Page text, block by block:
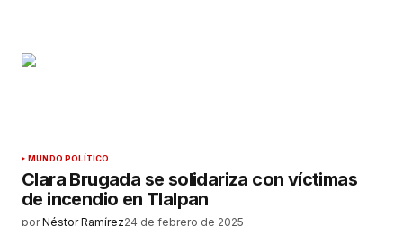
MUNDO POLÍTICO
Clara Brugada se solidariza con víctimas
de incendio en Tlalpan
por Néstor Ramírez24 de febrero de 2025